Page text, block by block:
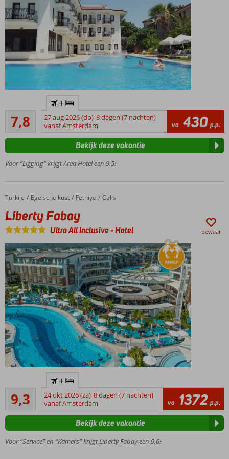
direct aan
het
strand en
boulevard
Kleinschalig,
knus hotel
in het
ruime
zwembad
Vriendelijk
personeel
7,8
108
beoordelingen
+
27 aug 2026 (do) 8 dagen (7 nachten)
vanaf Amsterdam
va 430 p.p.
Voor “Ligging” krijgt Area Hotel een 9,5!
Bekijk deze vakantie
Home
Turkije Egeische kust Fethiye Calis
Liberty Fabay
Liberty Fabay
Ultra All Inclusive-Hotel bewaar
Direct aan
privéstrand
Meerdere
zwembaden
aquapark
9,3
Uitstekend
29
beoordelingen
+
24 okt 2026 (za) 8 dagen (7 nachten)
vanaf Amsterdam
va 1372 p.p.
Voor “Service” en “Kamers” krijgt Liberty Fabay een 9,6!
Bekijk deze vakantie